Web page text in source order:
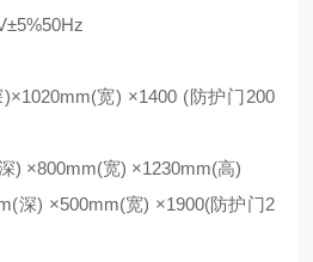
宽) ×1400 (防护门200
) ×800mm(宽) ×1230mm(高)
深) ×500mm(宽) ×1900(防护门2